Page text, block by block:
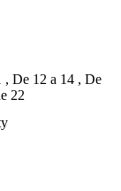
, De 12 a 14 , De
22